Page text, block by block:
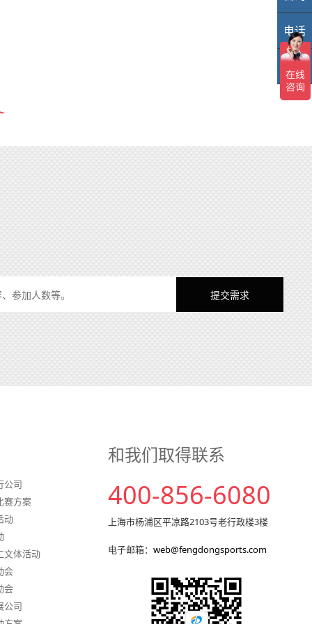
公司
赛方案
动
文体活动
会
会
公司
和我们取得联系
400-856-6080
上海市杨浦区平凉路2103号老行政楼3楼
电子邮箱：web@fengdongsports.com
电话
TOP